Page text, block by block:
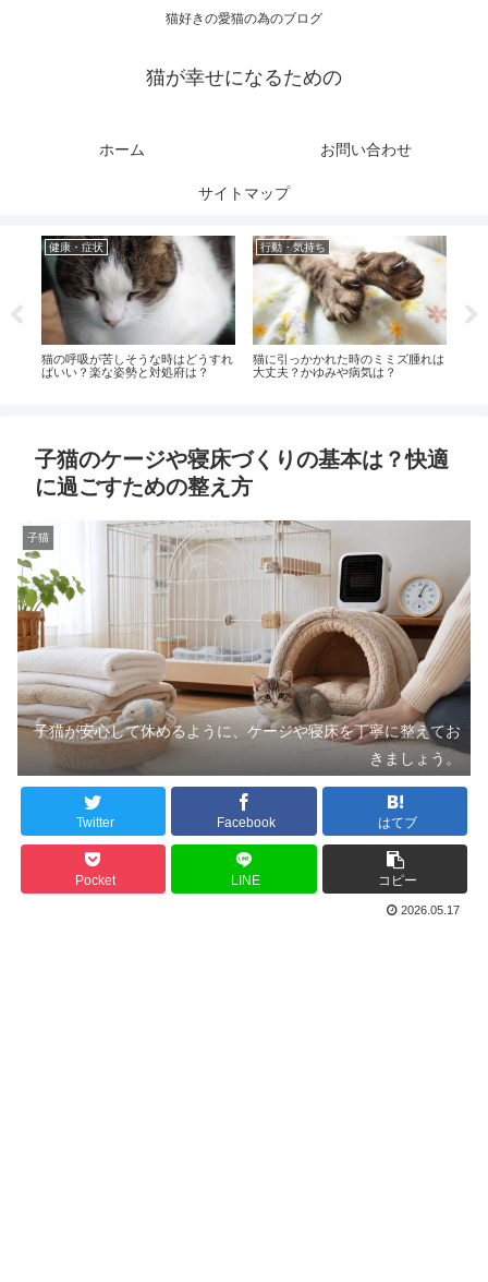
猫好きの愛猫の為のブログ
猫が幸せになるための
ホーム お問い合わせ
サイトマップ
健康・症状
猫の呼吸が苦しそうな時はどうすれ
ばいい？楽な姿勢と対処府は？
行動・気持ち
猫に引っかかれた時のミミズ腫れは
大丈夫？かゆみや病気は？
子猫のケージや寝床づくりの基本は？快適
に過ごすための整え方
子猫
子猫が安心して休めるように、ケージや寝床を丁寧に整えてお
きましょう。
Twitter Facebook はてブ
Pocket LINE コピー
2026.05.17